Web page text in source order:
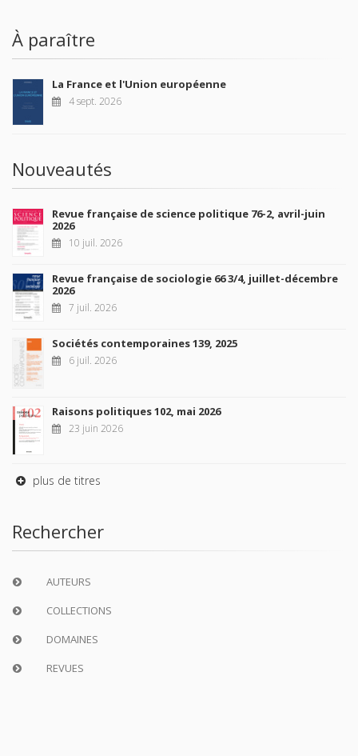
À paraître
La France et l'Union européenne
4 sept. 2026
Nouveautés
Revue française de science politique 76-2, avril-juin
2026
10 juil. 2026
Revue française de sociologie 66 3/4, juillet-décembre
2026
7 juil. 2026
Sociétés contemporaines 139, 2025
6 juil. 2026
Raisons politiques 102, mai 2026
23 juin 2026
plus de titres
Rechercher
AUTEURS
COLLECTIONS
DOMAINES
REVUES